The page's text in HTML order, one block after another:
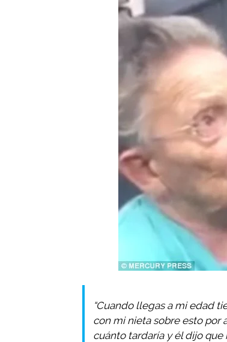
“Cuando llegas a mi edad
con mi nieta sobre esto por
cuánto tardaría y él dijo que